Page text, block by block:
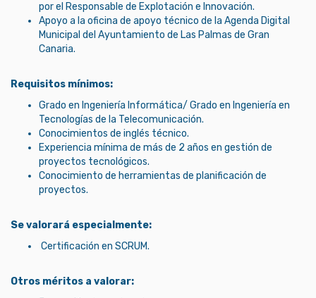
por el Responsable de Explotación e Innovación.
Apoyo a la oficina de apoyo técnico de la Agenda Digital
Municipal del Ayuntamiento de Las Palmas de Gran
Canaria.
Requisitos mínimos:
Grado en Ingeniería Informática/ Grado en Ingeniería en
Tecnologías de la Telecomunicación.
Conocimientos de inglés técnico.
Experiencia mínima de más de 2 años en gestión de
proyectos tecnológicos.
Conocimiento de herramientas de planificación de
proyectos.
Se valorará especialmente:
Certificación en SCRUM.
Otros méritos a valorar: